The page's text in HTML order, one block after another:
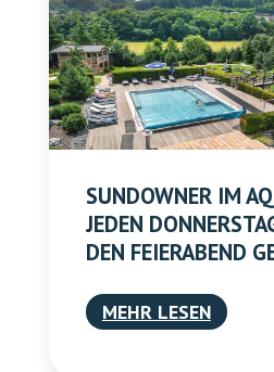
SUNDOWNER IM
JEDEN
DEN FEIERABEND
MEHR LESEN